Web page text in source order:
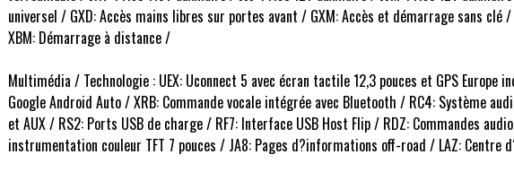
universel / GXD: Accès mains libres sur portes avant / GXM: Accès et démarrage sans clé
XBM: Démarrage à distance /
Multimédia / Technologie : UEX: Uconnect 5 avec écran tactile 12,3 pouces et GPS Europe
Google Android Auto / XRB: Commande vocale intégrée avec Bluetooth / RC4: Système
et AUX / RS2: Ports USB de charge / RF7: Interface USB Host Flip / RDZ: Commandes
instrumentation couleur TFT 7 pouces / JA8: Pages d?informations off-road / LAZ: Centre